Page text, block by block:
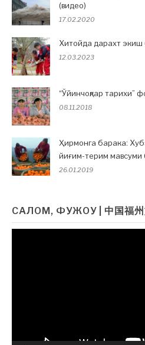
(видео)
17.02.2020
Хитойда дарахт
12.03.2023
“Ўйинчоқлар тарихи”
08.11.2018
Ҳирмонга барака:
йиғим-терим
26.01.2019
САЛОМ, ФУЖОУ | 中国福州